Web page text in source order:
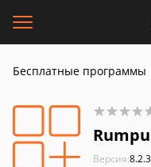
Бесплатные программы
Версия:8.2.3